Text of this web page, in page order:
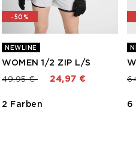
-50%
NEWLINE
WOMEN 1/2 ZIP L/S
Preis reduziert von
49,95 €bis 24,97 €
2 Farben 6